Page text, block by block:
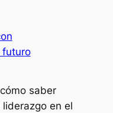
futuro
saber
en el